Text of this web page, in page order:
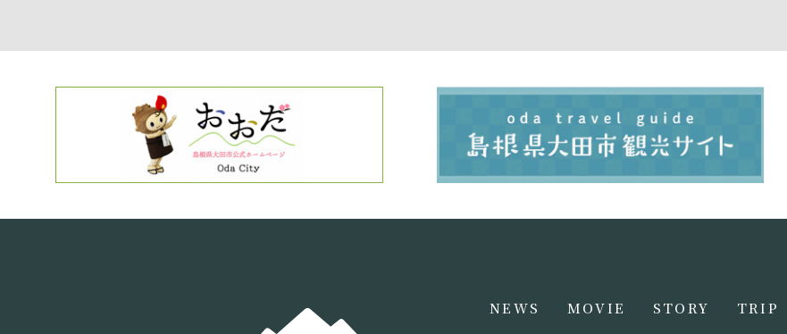
NEWS MOVIE STORY TRIP